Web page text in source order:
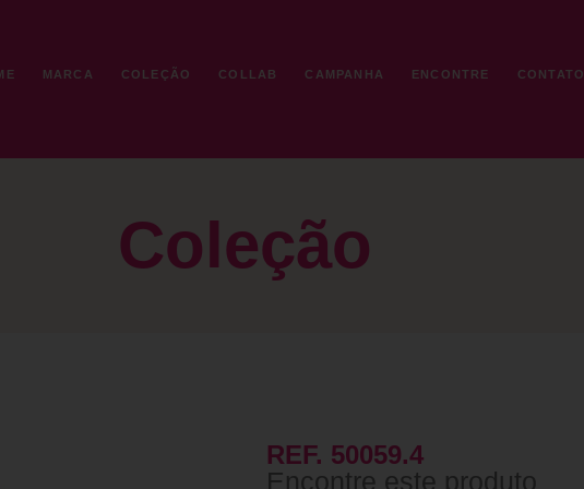
MARCA COLEÇÃO COLLAB CAMPANHA ENCONTRE CONTATO
Coleção
REF. 50059.4
Encontre este produto